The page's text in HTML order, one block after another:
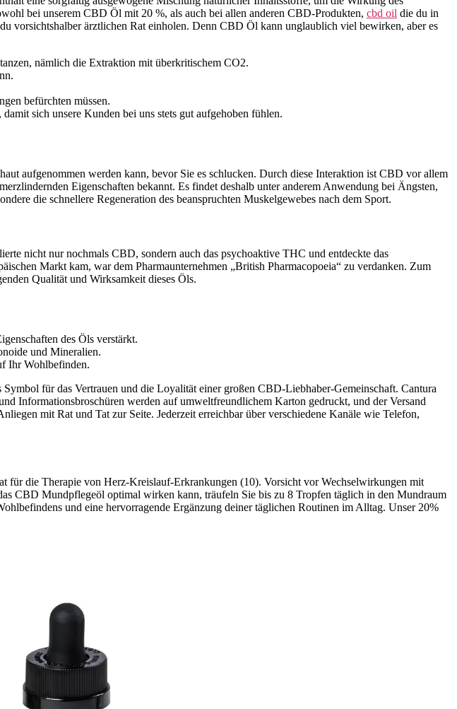
bei unserem CBD Öl mit 20 %, als auch bei allen anderen CBD-Produkten, cbd oil die du in
vorsichtshalber ärztlichen Rat einholen. Denn CBD Öl kann unglaublich viel bewirken, aber es
nämlich die Extraktion mit überkritischem CO2.
befürchten müssen.
sich unsere Kunden bei uns stets gut aufgehoben fühlen.
aufgenommen werden kann, bevor Sie es schlucken. Durch diese Interaktion ist CBD vor allem
Eigenschaften bekannt. Es findet deshalb unter anderem Anwendung bei Ängsten,
die schnellere Regeneration des beanspruchten Muskelgewebes nach dem Sport.
nicht nur nochmals CBD, sondern auch das psychoaktive THC und entdeckte das
Markt kam, war dem Pharmaunternehmen „British Pharmacopoeia“ zu verdanken. Zum
Qualität und Wirksamkeit dieses Öls.
des Öls verstärkt.
und Mineralien.
Ihr Wohlbefinden.
für das Vertrauen und die Loyalität einer großen CBD-Liebhaber-Gemeinschaft. Cantura
Informationsbroschüren werden auf umweltfreundlichem Karton gedruckt, und der Versand
mit Rat und Tat zur Seite. Jederzeit erreichbar über verschiedene Kanäle wie Telefon,
für die Therapie von Herz-Kreislauf-Erkrankungen (10). Vorsicht vor Wechselwirkungen mit
CBD Mundpflegeöl optimal wirken kann, träufeln Sie bis zu 8 Tropfen täglich in den Mundraum
und eine hervorragende Ergänzung deiner täglichen Routinen im Alltag. Unser 20%